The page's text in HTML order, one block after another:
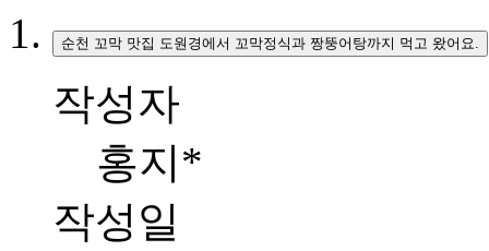
순천 꼬막 맛집 도원경에서 꼬막정식과 짱뚱어탕까지 먹고 왔어요.
작성자
홍지*
작성일